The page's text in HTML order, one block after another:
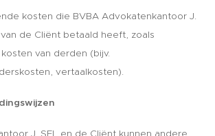
kosten die BVBA Advokatenkantoor J.
de Cliënt betaald heeft, zoals
van derden (bijv.
vertaalkosten).
J. SEL en de Cliënt kunnen andere